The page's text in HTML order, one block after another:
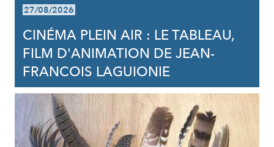
27/08/2026
CINÉMA PLEIN AIR : LE TABLEAU,
FILM D'ANIMATION DE JEAN-
FRANCOIS LAGUIONIE